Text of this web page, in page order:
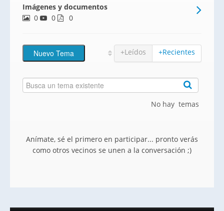
inmejorable, en un entorno natural y con
excelente conexión a servicios cercanos.
Imágenes y documentos
0
0 0
+Leídos +Recientes
No hay temas
Anímate, sé el primero en participar... pronto verás
como otros vecinos se unen a la conversación ;)